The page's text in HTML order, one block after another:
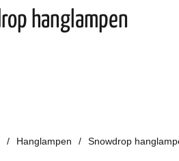
hanglampen
Hanglampen Snowdrop